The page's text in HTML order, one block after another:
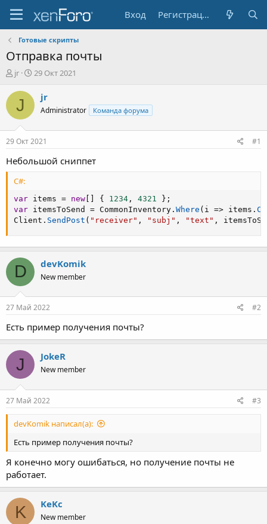
Вход Регистрация
Готовые скрипты
Отправка почты
А
т
р
е
м
ы
jr
Д
а
ч
а
л
29 Окт 2021
J jr
Administrator Команда форума
29 Окт 2021 #1
Небольшой сниппет
C#:
var items = new { 1234 , 4321 } ;
var itemsToSend = CommonInventory . Where ( i => items .
Client . SendPost ( "receiver" , "subj" , "text" ,
D devKomik
New member
27 Май 2022 #2
Есть пример получения почты?
J JokeR
New member
27 Май 2022 #3
devKomik написал(а):
Есть пример получения почты?
Я конечно могу ошибаться, но получение почты не
работает.
K KeKc
New member